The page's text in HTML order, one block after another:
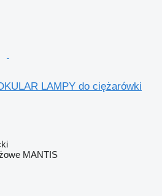
LAMPY do ciężarówki
MANTIS